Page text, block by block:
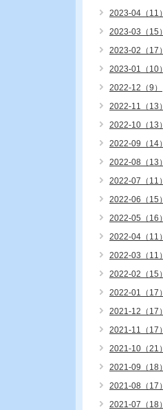
2023-04（11）
2023-03（15）
2023-02（17）
2023-01（10）
2022-12（9）
2022-11（13）
2022-10（13）
2022-09（14）
2022-08（13）
2022-07（11）
2022-06（15）
2022-05（16）
2022-04（11）
2022-03（11）
2022-02（15）
2022-01（17）
2021-12（17）
2021-11（17）
2021-10（21）
2021-09（18）
2021-08（17）
2021-07（18）